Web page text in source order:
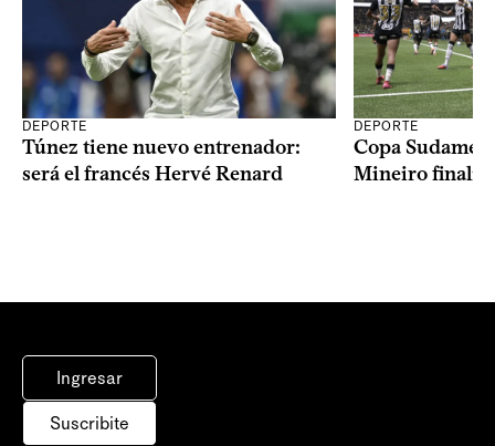
DEPORTE
Túnez tiene nuevo entrenador:
será el francés Hervé Renard
DEPORTE
Copa
Mineiro
Ingresar
Suscribite